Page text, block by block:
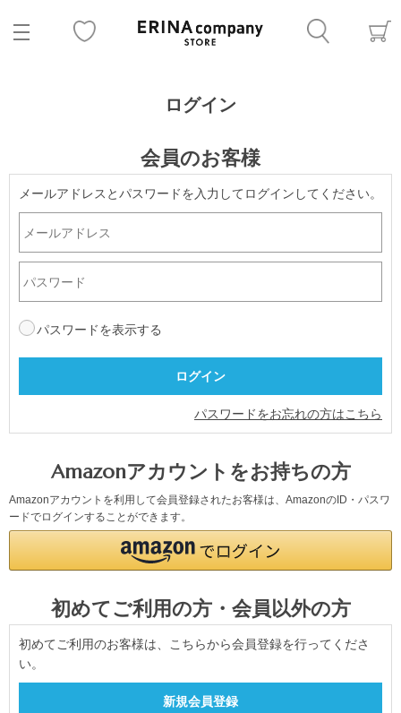
ログイン
会員のお客様
メールアドレスとパスワードを入力してログインしてください。
パスワードを表示する
パスワードをお忘れの方はこちら
Amazonアカウントをお持ちの方
Amazonアカウントを利用して会員登録されたお客様は、AmazonのID・パスワ
ードでログインすることができます。
初めてご利用の方・会員以外の方
初めてご利用のお客様は、こちらから会員登録を行ってくださ
い。